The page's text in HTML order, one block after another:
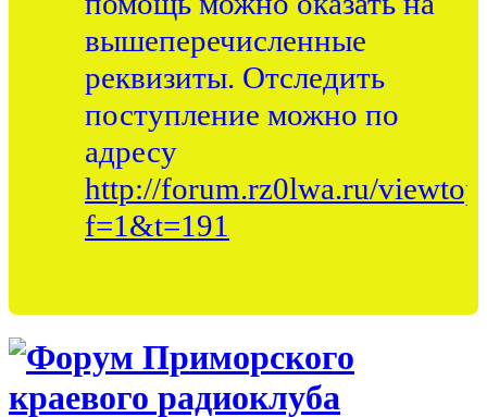
вышеперечисленные
реквизиты. Отследить
поступление можно по
адресу
http://forum.rz0lwa.ru/
f=1&t=191